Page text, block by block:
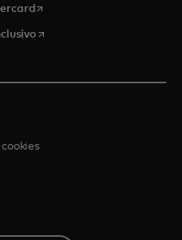
se abre en una pestaña
se abre en una pestaña